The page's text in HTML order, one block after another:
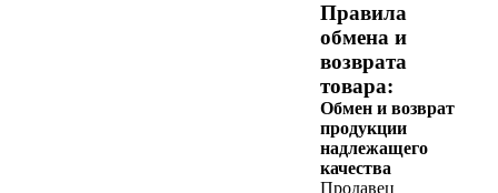
Правила
обмена и
возврата
товара:
Обмен и возврат
продукции
надлежащего
качества
Продавец